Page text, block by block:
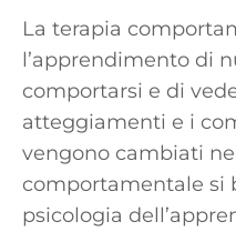
La terapia
l’apprendimento di
comportarsi e di
atteggiamenti e i
vengono cambiati
comportamentale si
psicologia